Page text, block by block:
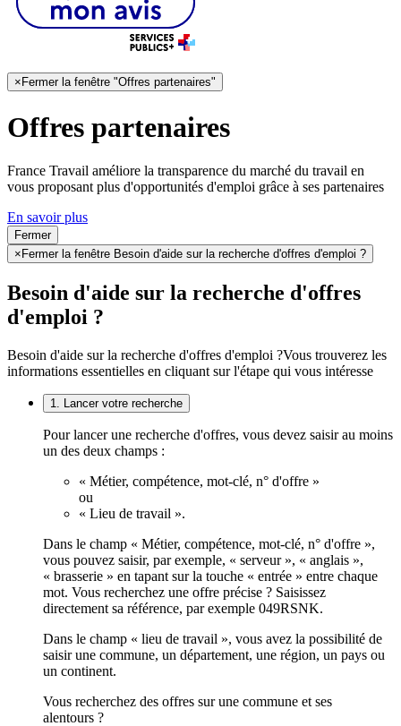
× Fermer la fenêtre "Offres partenaires"
Offres partenaires
France Travail améliore la transparence du marché du travail en
vous proposant plus d'opportunités d'emploi grâce à ses partenaires
En savoir plus
Fermer
× Fermer la fenêtre Besoin d'aide sur la recherche d'offres d'emploi ?
Besoin d'aide sur la recherche d'offres
d'emploi ?
Besoin d'aide sur la recherche d'offres d'emploi ?Vous trouverez les
informations essentielles en cliquant sur l'étape qui vous intéresse
1. Lancer votre recherche
Pour lancer une recherche d'offres, vous devez saisir au moins
un des deux champs :
« Métier, compétence, mot-clé, n° d'offre »
ou
« Lieu de travail ».
Dans le champ « Métier, compétence, mot-clé, n° d'offre »,
vous pouvez saisir, par exemple, « serveur », « anglais »,
« brasserie » en tapant sur la touche « entrée » entre chaque
mot. Vous recherchez une offre précise ? Saisissez
directement sa référence, par exemple 049RSNK.
Dans le champ « lieu de travail », vous avez la possibilité de
saisir une commune, un département, une région, un pays ou
un continent.
Vous recherchez des offres sur une commune et ses
alentours ?